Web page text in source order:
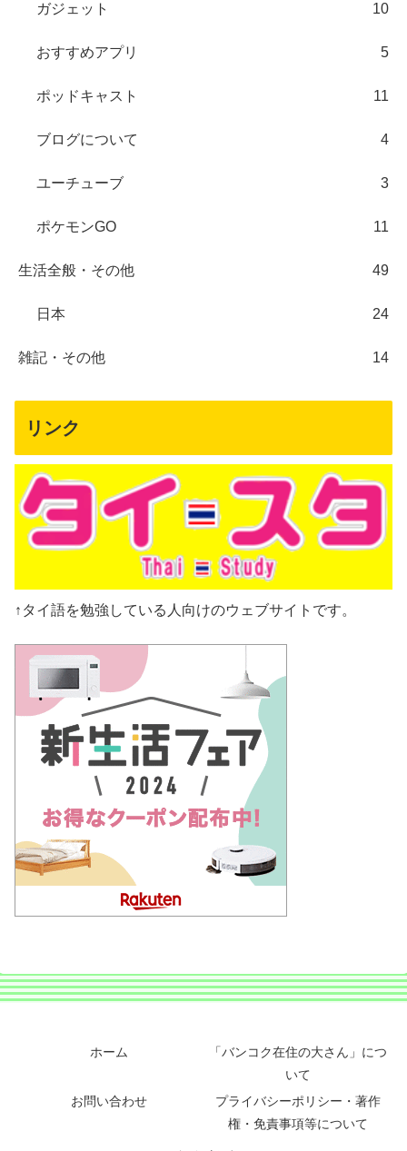
ガジェット 10
おすすめアプリ 5
ポッドキャスト 11
ブログについて 4
ユーチューブ 3
ポケモンGO 11
生活全般・その他 49
日本 24
雑記・その他 14
リンク
↑タイ語を勉強している人向けのウェブサイトです。
ホーム
「バンコク在住の大さん」につ
いて
お問い合わせ
プライバシーポリシー・著作
権・免責事項等について